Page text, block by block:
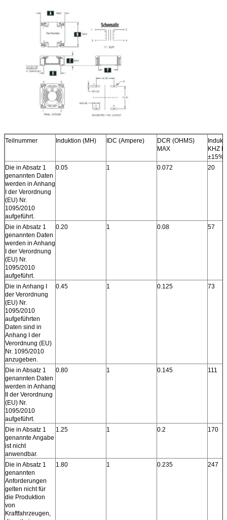
Teilnummer Induktion (MH) IDC (Ampere)
DCR (OHMS)
MAX
KHZ
±15%
Die in Absatz 1
genannten Daten
werden in Anhang
I der Verordnung
(EU) Nr.
1095/2010
aufgeführt.
0.05 1 0.072 20
Die in Absatz 1
genannten Daten
werden in Anhang
I der Verordnung
(EU) Nr.
1095/2010
aufgeführt.
0.20 1 0.08 57
Die in Anhang I
der Verordnung
(EU) Nr.
1095/2010
aufgeführten
Daten sind in
Anhang I der
Verordnung (EU)
Nr. 1095/2010
anzugeben.
0.45 1 0.125 73
Die in Absatz 1
genannten Daten
werden in Anhang
II der Verordnung
(EU) Nr.
1095/2010
aufgeführt.
0.80 1 0.145 111
Die in Absatz 1
genannte Angabe
ist nicht
anwendbar.
1.25 1 0.2 170
Die in Absatz 1
genannten
Anforderungen
gelten nicht für
die Produktion
von
Kraftfahrzeugen,
1.80 1 0.235 247